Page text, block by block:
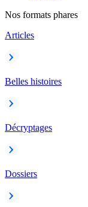
Nos formats phares
Articles
Belles histoires
Décryptages
Dossiers